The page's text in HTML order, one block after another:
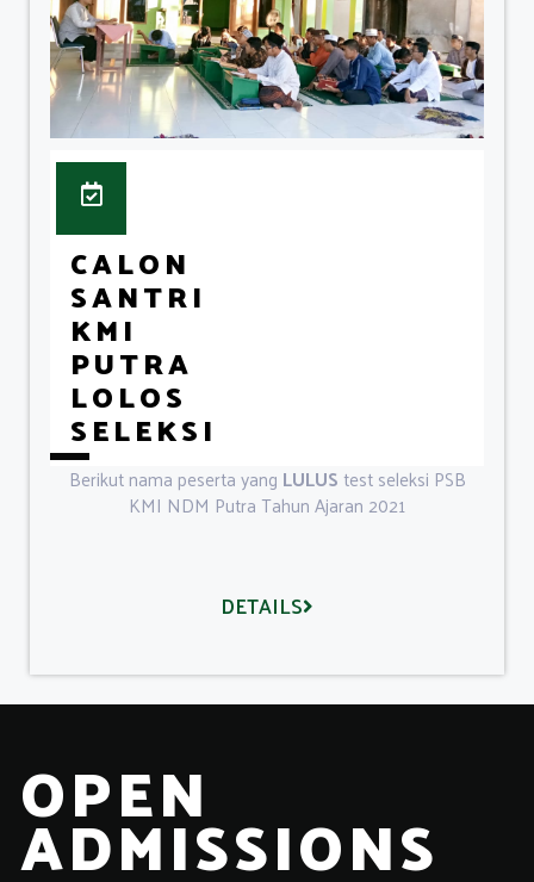
CALON
SANTRI
KMI
PUTRA
LOLOS
SELEKSI
Berikut nama peserta yang LULUStest seleksi PSB
KMI NDM Putra Tahun Ajaran 2021
DETAILS
OPEN
ADMISSIONS